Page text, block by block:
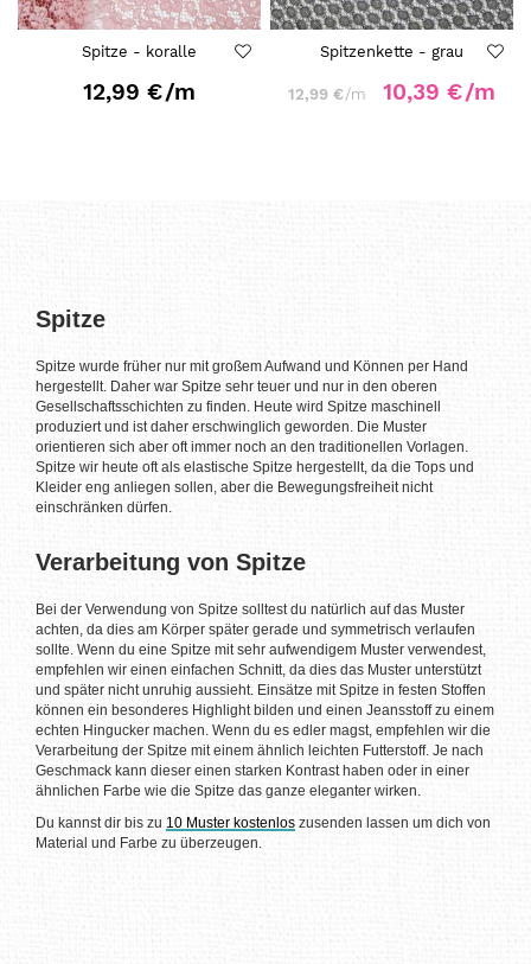
Spitze - koralle
12,99 €/m
Spitzenkette - grau
12,99 €/m 10,39 €/m
Spitze
Spitze wurde früher nur mit großem Aufwand und Können per Hand
hergestellt. Daher war Spitze sehr teuer und nur in den oberen
Gesellschaftsschichten zu finden. Heute wird Spitze maschinell
produziert und ist daher erschwinglich geworden. Die Muster
orientieren sich aber oft immer noch an den traditionellen Vorlagen.
Spitze wir heute oft als elastische Spitze hergestellt, da die Tops und
Kleider eng anliegen sollen, aber die Bewegungsfreiheit nicht
einschränken dürfen.
Verarbeitung von Spitze
Bei der Verwendung von Spitze solltest du natürlich auf das Muster
achten, da dies am Körper später gerade und symmetrisch verlaufen
sollte. Wenn du eine Spitze mit sehr aufwendigem Muster verwendest,
empfehlen wir einen einfachen Schnitt, da dies das Muster unterstützt
und später nicht unruhig aussieht. Einsätze mit Spitze in festen Stoffen
können ein besonderes Highlight bilden und einen Jeansstoff zu einem
echten Hingucker machen. Wenn du es edler magst, empfehlen wir die
Verarbeitung der Spitze mit einem ähnlich leichten Futterstoff. Je nach
Geschmack kann dieser einen starken Kontrast haben oder in einer
ähnlichen Farbe wie die Spitze das ganze eleganter wirken.
Du kannst dir bis zu 10 Muster kostenlos zusenden lassen um dich von
Material und Farbe zu überzeugen.